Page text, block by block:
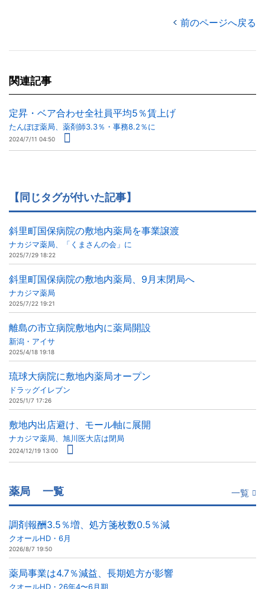
前のページへ戻る
関連記事
定昇・ベア合わせ全社員平均5％賃上げ
たんぽぽ薬局、薬剤師3.3％・事務8.2％に
2024/7/11 04:50
【同じタグが付いた記事】
斜里町国保病院の敷地内薬局を事業譲渡
ナカジマ薬局、「くまさんの会」に
2025/7/29 18:22
斜里町国保病院の敷地内薬局、9月末閉局へ
ナカジマ薬局
2025/7/22 19:21
離島の市立病院敷地内に薬局開設
新潟・アイサ
2025/4/18 19:18
琉球大病院に敷地内薬局オープン
ドラッグイレブン
2025/1/7 17:26
敷地内出店避け、モール軸に展開
ナカジマ薬局、旭川医大店は閉局
2024/12/19 13:00
薬局 一覧 一覧
調剤報酬3.5％増、処方箋枚数0.5％減
クオールHD・6月
2026/8/7 19:50
薬局事業は4.7％減益、長期処方が影響
クオールHD・26年4〜6月期